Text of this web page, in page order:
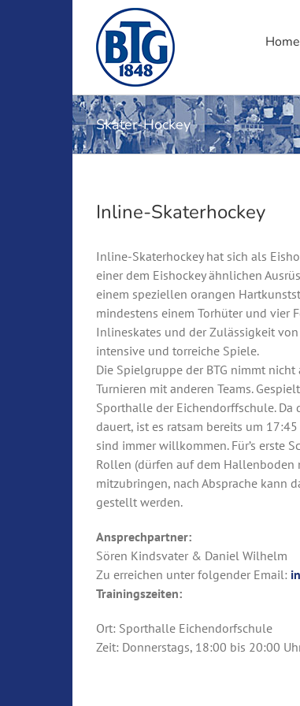
Home
Skater-Hockey
Inline-Skaterhockey
Inline-Skaterhockey hat sich als
einer dem Eishockey ähnlichen
einem speziellen orangen
mindestens einem Torhüter und vier
Inlineskates und der Zulässigkeit
intensive und torreiche Spiele.
Die Spielgruppe der BTG nimmt
Turnieren mit anderen Teams.
Sporthalle der Eichendorffschule. Da
dauert, ist es ratsam bereits um
sind immer willkommen. Für’s erste
Rollen (dürfen auf dem Hallenboden
mitzubringen, nach Absprache kann
gestellt werden.
Ansprechpartner:
Sören Kindsvater & Daniel Wilhelm
Zu erreichen unter folgender Email:
Trainingszeiten:
Ort: Sporthalle Eichendorfschule
Zeit: Donnerstags, 18:00 bis 20:00